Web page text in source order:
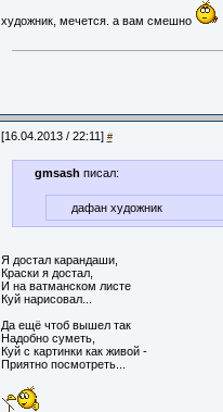
художник, мечется. а вам смешно
[16.04.2013 / 22:11] #
gmsash писал:
дафан художник
Я достал карандаши,
Краски я достал,
И на ватманском листе
Куй нарисовал...
Да ещё чтоб вышел так
Надобно суметь,
Куй с картинки как живой -
Приятно посмотреть...